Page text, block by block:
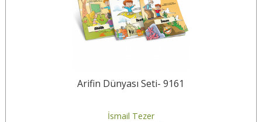
Arifin Dünyası Seti- 9161
İsmail Tezer